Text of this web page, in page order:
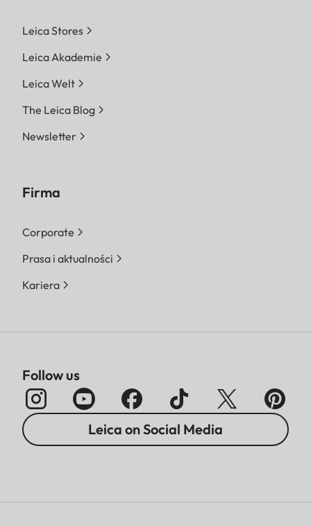
Leica Stores
Leica Akademie
Leica Welt
The Leica Blog
Newsletter
Firma
Corporate
Prasa i aktualności
Kariera
Follow us
Leica on Social Media